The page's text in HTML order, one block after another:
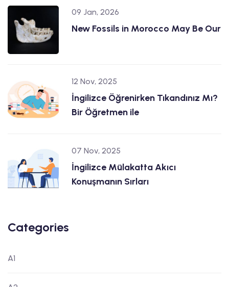
09 Jan, 2026
New Fossils in Morocco May Be Our
12 Nov, 2025
İngilizce Öğrenirken Tıkandınız Mı?
Bir Öğretmen ile
07 Nov, 2025
İngilizce Mülakatta Akıcı
Konuşmanın Sırları
Categories
A1